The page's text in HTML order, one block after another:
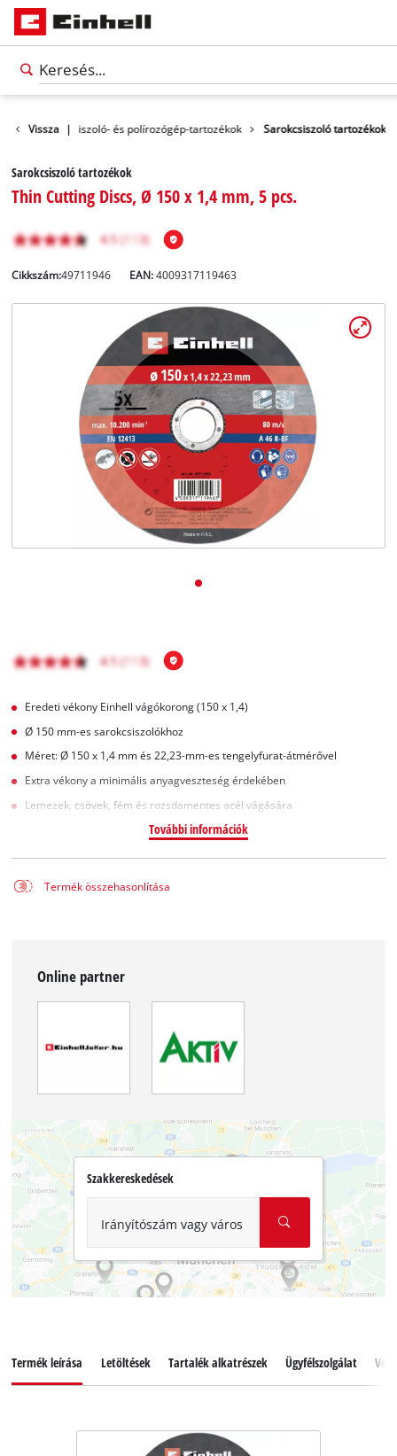
Magyar
English
Vissza |
Sarokcsiszoló- és polírozógép-tartozékok Sarokcsiszoló tartozékok
Sarokcsiszoló tartozékok
Thin Cutting Discs, Ø 150 x 1,4 mm, 5 pcs.
Cikkszám:49711946 EAN:4009317119463
Eredeti vékony Einhell vágókorong (150 x 1,4)
Ø 150 mm-es sarokcsiszolókhoz
Méret: Ø 150 x 1,4 mm és 22,23-mm-es tengelyfurat-átmérővel
Extra vékony a minimális anyagveszteség érdekében
Lemezek, csövek, fém és rozsdamentes acél vágására
További információk
Termék összehasonlítása
Online partner
Szakkereskedések
Irányítószám vagy város
Termék leírása Letöltések Tartalék alkatrészek Ügyfélszolgálat